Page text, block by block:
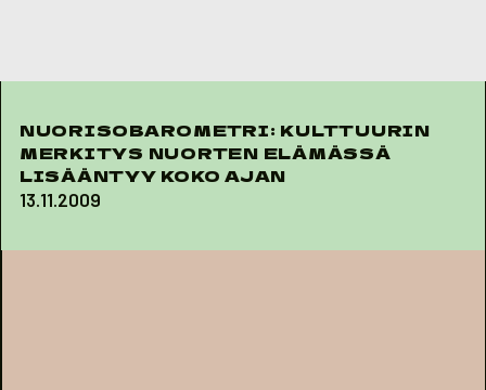
NUORISOBAROMETRI: KULTTUURIN
MERKITYS NUORTEN ELÄMÄSSÄ
LISÄÄNTYY KOKO AJAN
13.11.2009